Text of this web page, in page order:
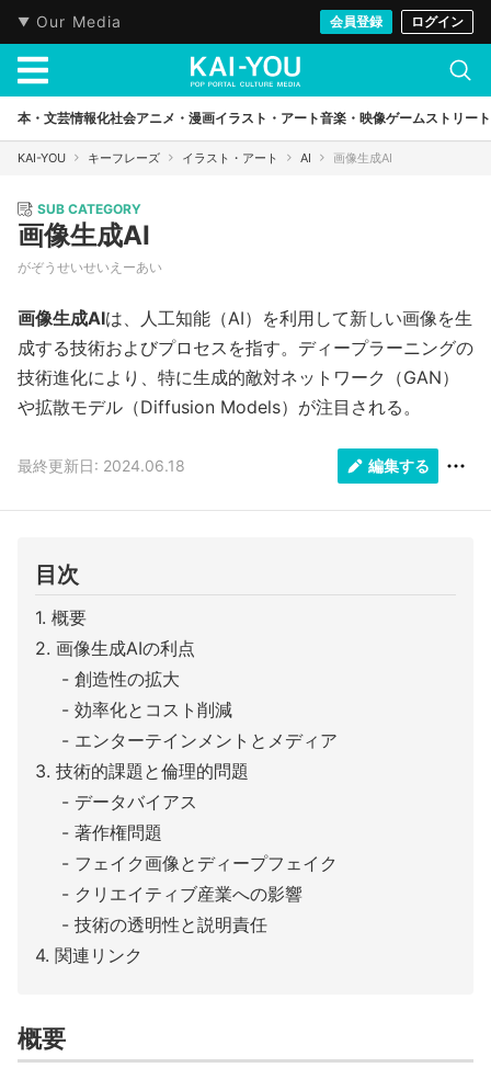
Our Media 会員登録 ログイン
本・文芸情報化社会アニメ・漫画イラスト・アート音楽・映像ゲームストリート
KAI-YOU キーフレーズ イラスト・アート AI 画像生成AI
SUB CATEGORY
画像生成AI
がぞうせいせいえーあい
画像生成AIは、人工知能（AI）を利用して新しい画像を生
成する技術およびプロセスを指す。ディープラーニングの
技術進化により、特に生成的敵対ネットワーク（GAN）
や拡散モデル（Diffusion Models）が注目される。
最終更新日: 2024.06.18 編集する
目次
概要
画像生成AIの利点
創造性の拡大
効率化とコスト削減
エンターテインメントとメディア
技術的課題と倫理的問題
データバイアス
著作権問題
フェイク画像とディープフェイク
クリエイティブ産業への影響
技術の透明性と説明責任
関連リンク
概要